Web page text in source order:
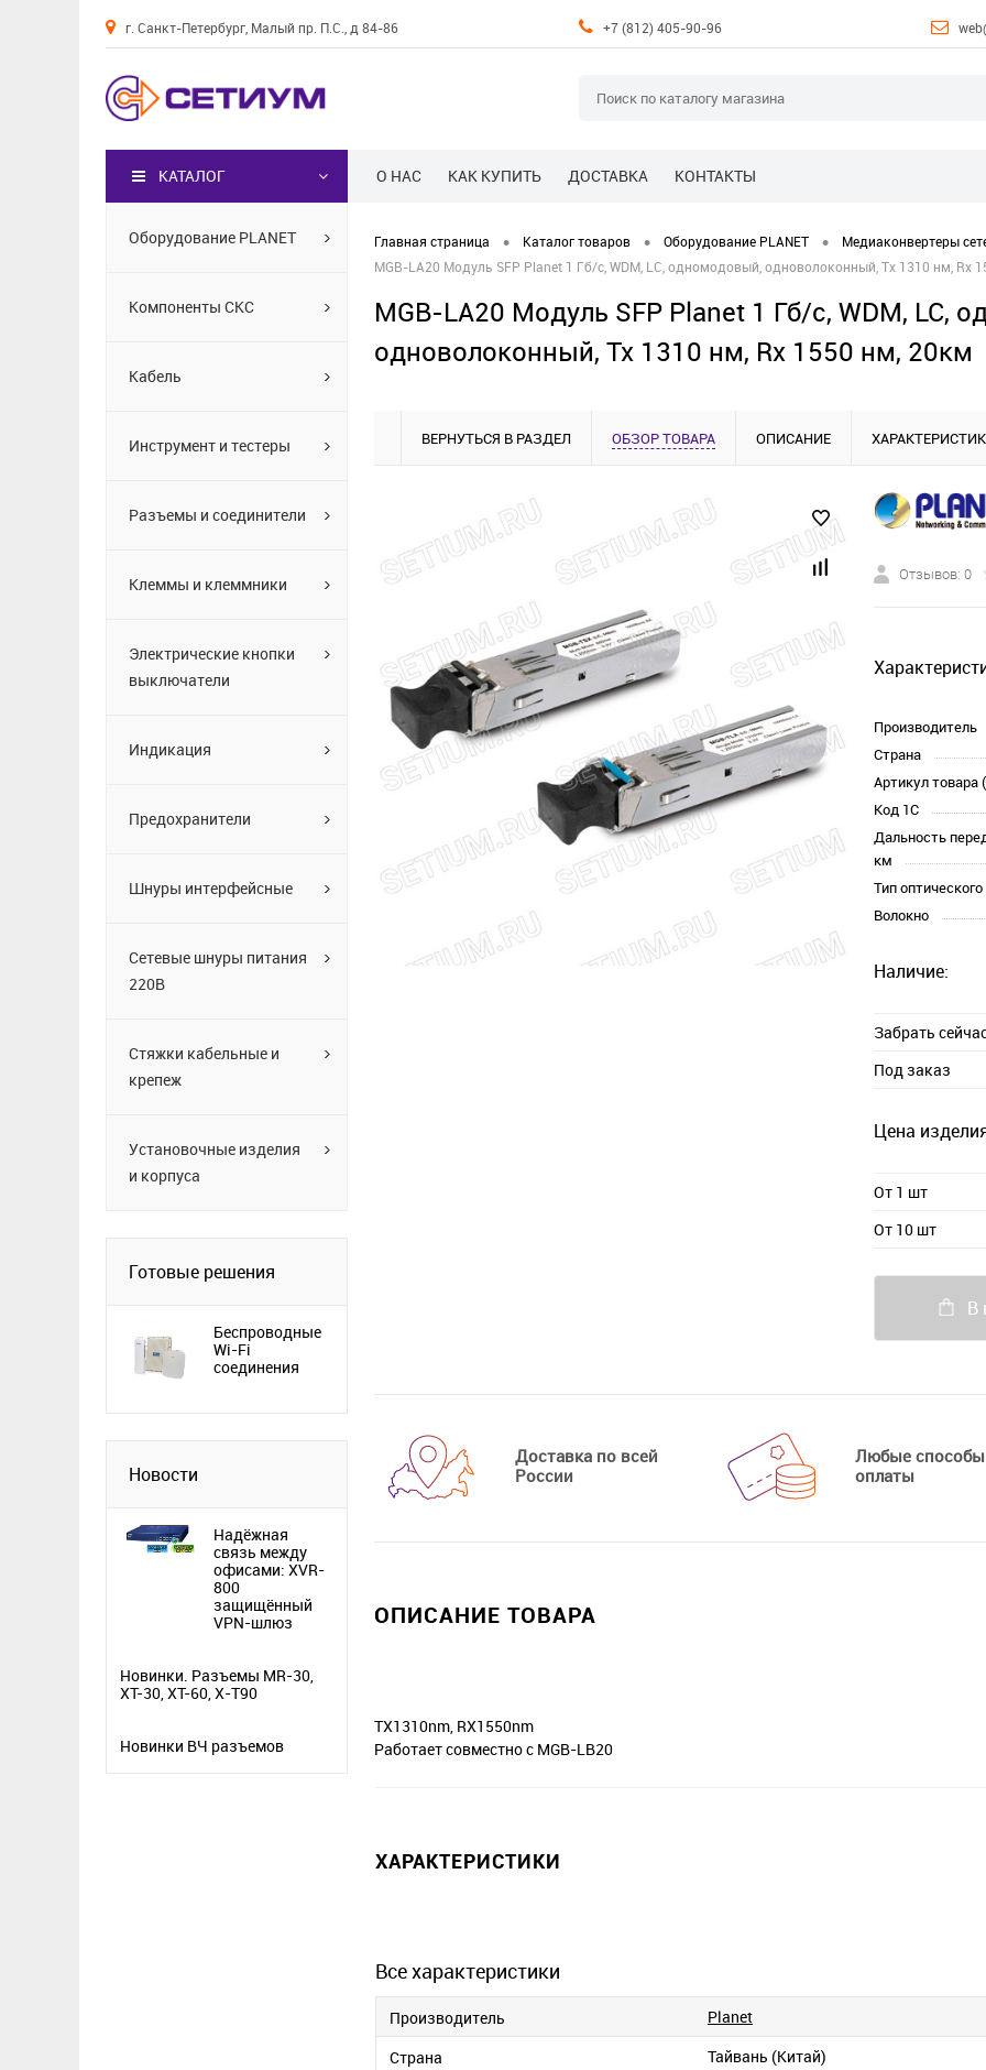
г. Санкт-Петербург, Малый пр. П.С., д 84-86 +7 (812) 405-90-96
О НАС КАК КУПИТЬ ДОСТАВКА КОНТАКТЫ
КАТАЛОГ
Оборудование PLANET
Компоненты СКС
Кабель
Инструмент и тестеры
Разъемы и соединители
Клеммы и клеммники
Электрические кнопки
выключатели
Индикация
Предохранители
Шнуры интерфейсные
Сетевые шнуры питания
220В
Стяжки кабельные и
крепеж
Установочные изделия
и корпуса
Готовые решения
Беспроводные
Wi-Fi
соединения
Новости
Надёжная
связь между
офисами: XVR-
800
защищённый
VPN-шлюз
Новинки. Разъемы MR-30,
XT-30, XT-60, X-T90
Новинки ВЧ разъемов
Главная страница • Каталог товаров • Оборудование PLANET •
Медиаконвертеры
MGB-LA20 Модуль SFP Planet 1 Гб/с, WDM, LC, одномодовый, одноволоконный, Tx 1310 нм, Rx
MGB-LA20 Модуль SFP Planet 1 Гб/с, WDM, LC,
одноволоконный, Tx 1310 нм, Rx 1550 нм, 20км
ВЕРНУТЬСЯ В РАЗДЕЛ ОБЗОР ТОВАРА ОПИСАНИЕ
Отзывов: 0
Производитель
Страна
Артикул товара
Код 1С
Дальность
км
Тип
Волокно
Наличие:
Забрать
Под заказ
Цена
От 1 шт
От 10 шт
В
Доставка по всей
России
Любые способы
оплаты
ОПИСАНИЕ ТОВАРА
TX1310nm, RX1550nm
Работает совместно с MGB-LB20
ХАРАКТЕРИСТИКИ
Все характеристики
Производитель
Planet
Страна
Тайвань (Китай)